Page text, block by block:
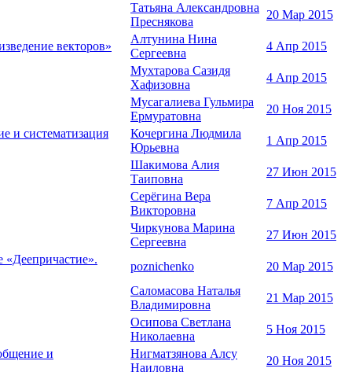
Татьяна Александровна
Преснякова
20 Мар 2015
векторов»
Алтунина Нина
Сергеевна
4 Апр 2015
Мухтарова Сазидя
Хафизовна
4 Апр 2015
Мусагалиева Гульмира
Ермуратовна
20 Ноя 2015
и систематизация
Кочергина Людмила
Юрьевна
1 Апр 2015
Шакимова Алия
Таиповна
27 Июн 2015
Серёгина Вера
Викторовна
7 Апр 2015
Чиркунова Марина
Сергеевна
27 Июн 2015
«Деепричастие».
poznichenko 20 Мар 2015
Саломасова Наталья
Владимировна
21 Мар 2015
Осипова Светлана
Николаевна
5 Ноя 2015
и
Нигматзянова Алсу
Наиловна
20 Ноя 2015